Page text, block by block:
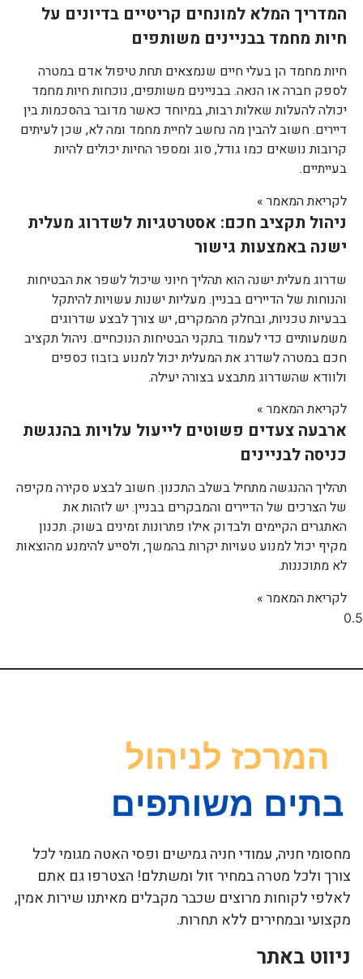
המדריך המלא למונחים קריטיים בדיונים על
חיות מחמד בבניינים משותפים
חיות מחמד הן בעלי חיים שנמצאים תחת טיפול אדם במטרה
לספק חברה או הנאה. בבניינים משותפים, נוכחות חיות מחמד
יכולה להעלות שאלות רבות, במיוחד כאשר מדובר בהסכמות בין
דיירים. חשוב להבין מה נחשב לחיית מחמד ומה לא, שכן לעיתים
קרובות נושאים כמו גודל, סוג ומספר החיות יכולים להיות
בעייתיים.
לקריאת המאמר »
ניהול תקציב חכם: אסטרטגיות לשדרוג מעלית
ישנה באמצעות גישור
שדרוג מעלית ישנה הוא תהליך חיוני שיכול לשפר את הבטיחות
והנוחות של הדיירים בבניין. מעליות ישנות עשויות להיתקל
בבעיות טכניות, ובחלק מהמקרים, יש צורך לבצע שדרוגים
משמעותיים כדי לעמוד בתקני הבטיחות הנוכחיים. ניהול תקציב
חכם במטרה לשדרג את המעלית יכול למנוע בזבוז כספים
ולוודא שהשדרוג מתבצע בצורה יעילה.
לקריאת המאמר »
ארבעה צעדים פשוטים לייעול עלויות בהנגשת
כניסה לבניינים
תהליך ההנגשה מתחיל בשלב התכנון. חשוב לבצע סקירה מקיפה
של הצרכים של הדיירים והמבקרים בבניין. יש לזהות את
האתגרים הקיימים ולבדוק אילו פתרונות זמינים בשוק. תכנון
מקיף יכול למנוע טעויות יקרות בהמשך, ולסייע להימנע מהוצאות
לא מתוכננות.
לקריאת המאמר »
מחסומי חניה, עמודי חניה גמישים ופסי האטה מגומי לכל
צורך ולכל מטרה במחיר זול ומשתלם! הצטרפו גם אתם
לאלפי לקוחות מרוצים שכבר מקבלים מאיתנו שירות אמין,
מקצועי ובמחירים ללא תחרות.
ניווט באתר